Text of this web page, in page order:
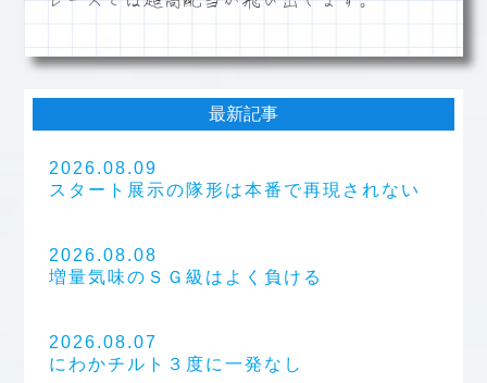
最新記事
2026.08.09
スタート展示の隊形は本番で再現されない
2026.08.08
増量気味のＳＧ級はよく負ける
2026.08.07
にわかチルト３度に一発なし